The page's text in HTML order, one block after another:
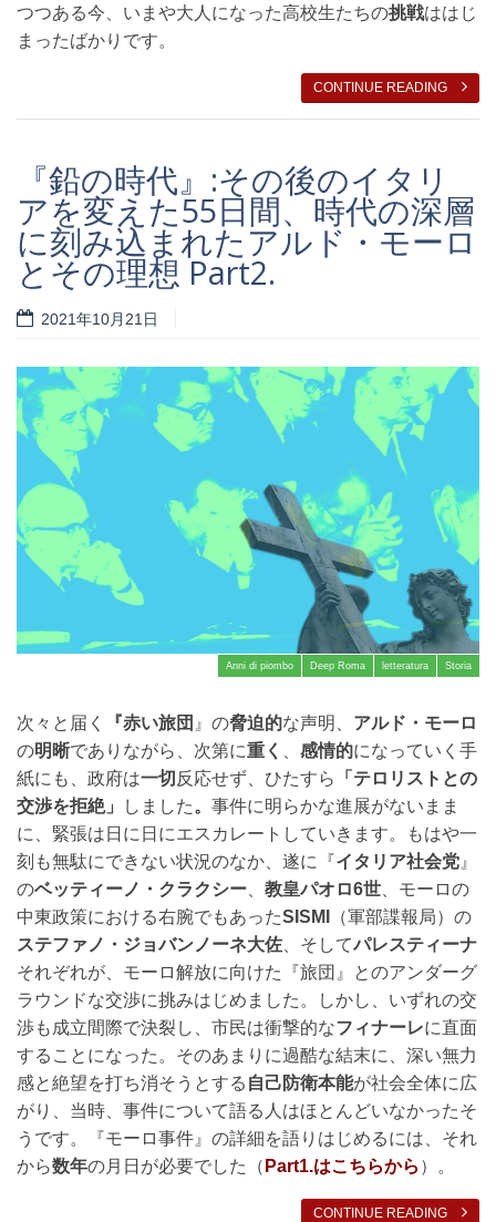
つつある今、いまや大人になった高校生たちの挑戦ははじ
まったばかりです。
CONTINUE READING
『鉛の時代』:その後のイタリ
アを変えた55日間、時代の深層
に刻み込まれたアルド・モーロ
とその理想 Part2.
2021年10月21日
Anni di piombo Deep Roma letteratura Storia
次々と届く 『赤い旅団 』の脅迫的な声明、 アルド・モーロ
の明晰でありながら、次第に重く 感情的になっていく手
紙にも、政府は一切 反応せず、ひたすら
「テロリストとの
交渉を拒絶」
しました。 事件に明らかな進展がないまま
に、緊張は日に日にエスカレートしていきます。もはや一
刻も無駄にできない状況のなか、遂に『イタリア社会党 』
のベッティーノ・クラクシー 教皇パオロ6世 、モーロの
中東政策における右腕でもあったSISMI
（軍部諜報局）の
ステファノ・ジョバンノーネ大佐 、そしてパレスティーナ
それぞれが、モーロ解放に向けた『旅団』とのアンダーグ
ラウンドな交渉に挑みはじめました。しかし、いずれの交
渉も成立間際で決裂し、市民は衝撃的なフィナーレに直面
することになった。そのあまりに過酷な結末に、深い無力
感と絶望を打ち消そうとする 自己防衛本能が社会全体に広
がり、当時、事件について語る人はほとんどいなかったそ
うです。『モーロ事件』の詳細を語りはじめるには、それ
から数年の月日が必要でした（ Part1.はこちらから ）。
CONTINUE READING